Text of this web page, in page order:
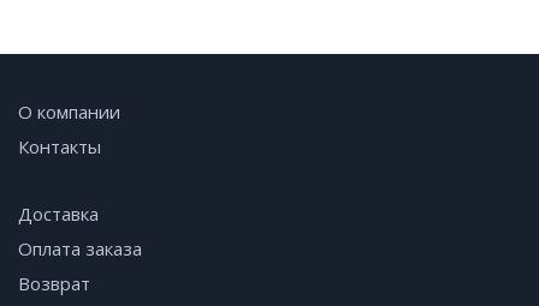
О компании
Контакты
Доставка
Оплата заказа
Возврат